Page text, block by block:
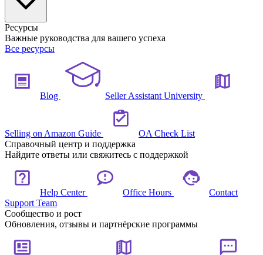
Ресурсы
Важные руководства для вашего успеха
Все ресурсы
Blog Seller Assistant University
Selling on Amazon Guide
OA Check List
Справочный центр и поддержка
Найдите ответы или свяжитесь с поддержкой
Help Center Office Hours
Contact
Support Team
Сообщество и рост
Обновления, отзывы и партнёрские программы